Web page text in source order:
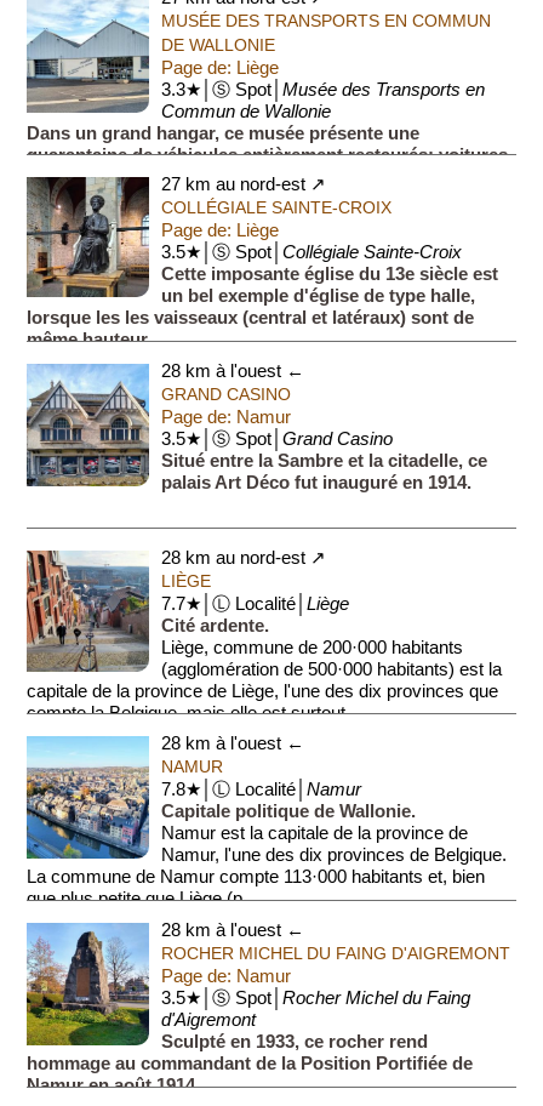
Bruxelles) divisées en p...MUSÉE DES TRANSPORTS EN COMMUN
DE WALLONIE
Page de: Liège
3.3★│Ⓢ Spot│Musée des Transports en
Commun de Wallonie
Dans un grand hangar, ce musée présente une
quarantaine de véhicules entièrement restaurés: voitures
à cheval, tramway électriques, autobus...
27 km au nord-est ↗
COLLÉGIALE SAINTE-CROIX
Page de: Liège
3.5★│Ⓢ Spot│Collégiale Sainte-Croix
Cette imposante église du 13e siècle est
un bel exemple d'église de type halle,
lorsque les les vaisseaux (central et latéraux) sont de
même hauteur.
28 km à l'ouest ←
GRAND CASINO
Page de: Namur
3.5★│Ⓢ Spot│Grand Casino
Situé entre la Sambre et la citadelle, ce
palais Art Déco fut inauguré en 1914.
28 km au nord-est ↗
LIÈGE
7.7★│Ⓛ Localité│Liège
Cité ardente.
Liège, commune de 200·000 habitants
(agglomération de 500·000 habitants) est la
capitale de la province de Liège, l'une des dix provinces que
compte la Belgique, mais elle est surtout...
28 km à l'ouest ←
NAMUR
7.8★│Ⓛ Localité│Namur
Capitale politique de Wallonie.
Namur est la capitale de la province de
Namur, l'une des dix provinces de Belgique.
La commune de Namur compte 113·000 habitants et, bien
que plus petite que Liège (p...
28 km à l'ouest ←
ROCHER MICHEL DU FAING D'AIGREMONT
Page de: Namur
3.5★│Ⓢ Spot│Rocher Michel du Faing
d'Aigremont
Sculpté en 1933, ce rocher rend
hommage au commandant de la Position Portifiée de
Namur en août 1914.